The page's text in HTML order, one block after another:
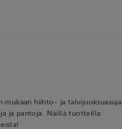
mukaan hiihto- ja talvijuoksuasuja
ja pantoja. Näillä tuotteilla